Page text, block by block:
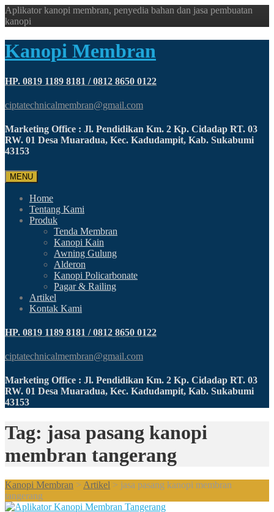
Aplikator kanopi membran, penyedia bahan dan jasa pembuatan
kanopi
Kanopi Membran
HP. 0819 1189 8181 / 0812 8650 0122
ciptatechnicalmembran@gmail.com
Marketing Office : Jl. Pendidikan Km. 2 Kp. Cidadap RT. 03
RW. 01 Desa Muaradua, Kec. Kadudampit, Kab. Sukabumi
43153
MENU
Home
Tentang Kami
Produk
Tenda Membran
Kanopi Kain
Awning Gulung
Alderon
Kanopi Policarbonate
Pagar & Railing
Artikel
Kontak Kami
HP. 0819 1189 8181 / 0812 8650 0122
ciptatechnicalmembran@gmail.com
Marketing Office : Jl. Pendidikan Km. 2 Kp. Cidadap RT. 03
RW. 01 Desa Muaradua, Kec. Kadudampit, Kab. Sukabumi
43153
Tag: jasa pasang kanopi
membran tangerang
Kanopi Membran > Artikel > jasa pasang kanopi membran
tangerang